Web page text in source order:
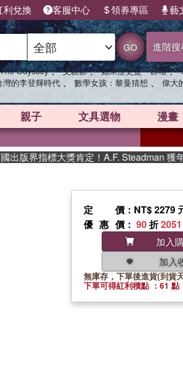
利兌換 客服中心 領券專區 藝
GO 進階搜
The Odyssey 、 父親節 、 如果歷史是一群喵 、
灣的李登輝時代 、 數學女孩：黎曼猜想 、 偉大
親子 文具選物 漫畫
版界指標大獎肯定！A.F. Steadman 獲年度
定價 ：NT$ 2279
優惠價 ： 90折2051
加入
加入
無庫存，下單後進貨(到貨
下單可得紅利積點 ：61 點